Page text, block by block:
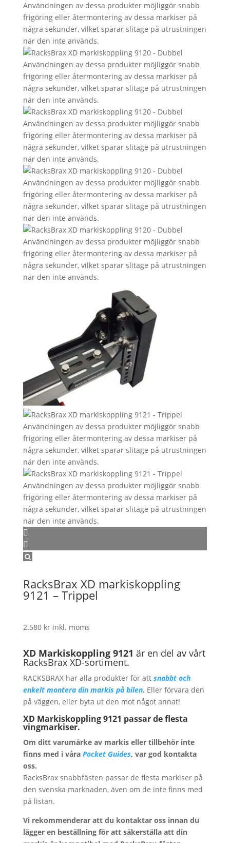
RacksBrax XD markiskoppling
9121 – Trippel
2.580 kr inkl. moms
XD Markiskoppling 9121 är en del av vårt
RacksBrax XD-sortiment.
RACKSBRAX har alla produkter för att snabbt och
enkelt montera din markis på bilen. Eller förvara den
på väggen, eller byta ut den mot något annat!
XD Markiskoppling9121 passar de flesta
vingmarkiser.
Om ditt varumärke av markis eller tillbehör inte
finns med i våra Pocket Guides, var god kontakta
oss.
RacksBrax snabbfästen passar de flesta markiser på
den svenska marknaden, även om de inte finns med
på listan.
Vi rekommenderar att du kontaktar oss innan du
lägger en beställning för att säkerställa att din